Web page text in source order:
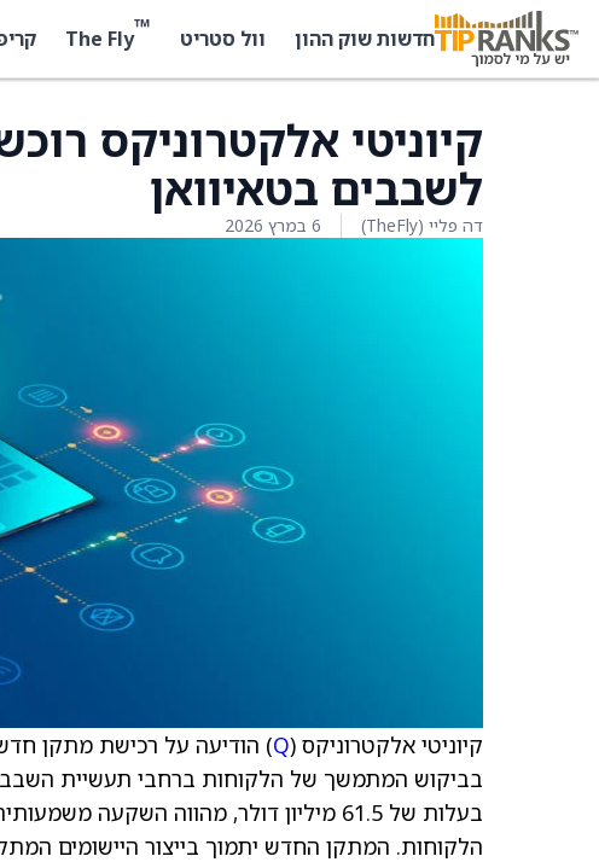
חדשות שוק ההון וול סטריט ™
The Fly
קיוניטי אלקטרוניקס
לשבבים בטאיוואן
דה פליי (TheFly) 6 במרץ 2026
קיוניטי אלקטרוניקס (Q) הודיעה על רכישת מתקן חדש
בביקוש המתמשך של הלקוחות ברחבי תעשיית
בעלות של 61.5 מיליון דולר, מהווה
הלקוחות. המתקן החדש יתמוך בייצור היישומים